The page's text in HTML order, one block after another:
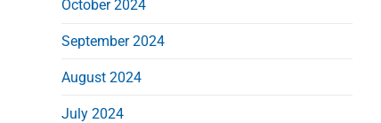
October 2024
September 2024
August 2024
July 2024